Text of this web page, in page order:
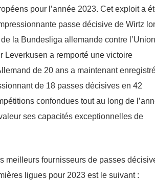
pour l’année 2023. Cet exploit a
passe décisive de Wirtz
la Bundesliga allemande contre l’Union
Leverkusen a remporté une victoire
de 20 ans a maintenant
de 18 passes décisives en 42
confondues tout au long de
ses capacités exceptionnelles de
meilleurs fournisseurs de passes
ligues pour 2023 est le suivant :